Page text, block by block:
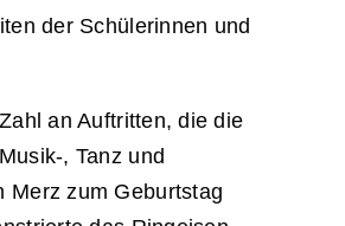
der Schülerinnen und
an Auftritten, die die
, Tanz und
Merz zum Geburtstag